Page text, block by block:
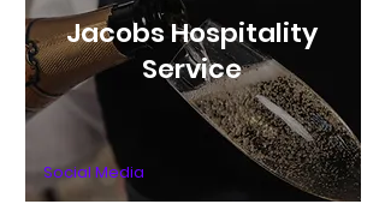
Jacobs Hospitality
Service
Social Media